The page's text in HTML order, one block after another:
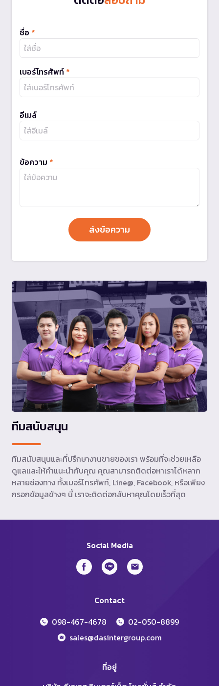
ชื่อ *
เบอร์โทรศัพท์ *
อีเมล์
ข้อความ *
ทีมสนับสนุน
ทีมสนับสนุนและที่ปรึกษางานขายของเรา พร้อมที่จะช่วยเหลือ
ดูแลและให้คำแนะนำกับคุณ คุณสามารถติดต่อหาเราได้หลาก
หลายช่องทาง ทั้งเบอร์โทรศัพท์, Line@, Facebook, หรือเพียง
กรอกข้อมูลข้างๆ นี้ เราจะติดต่อกลับหาคุณโดยเร็วที่สุด
Social Media
Contact
098-467-4678
02-050-8899
sales@dasintergroup.com
ที่อยู่